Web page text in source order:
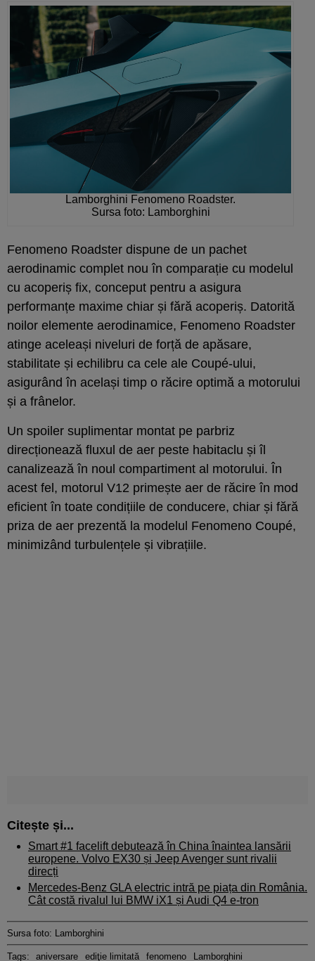
Lamborghini Fenomeno Roadster.
Sursa foto: Lamborghini
Fenomeno Roadster dispune de un pachet
aerodinamic complet nou în comparație cu modelul
cu acoperiș fix, conceput pentru a asigura
performanțe maxime chiar și fără acoperiș. Datorită
noilor elemente aerodinamice, Fenomeno Roadster
atinge aceleași niveluri de forță de apăsare,
stabilitate și echilibru ca cele ale Coupé-ului,
asigurând în același timp o răcire optimă a motorului
și a frânelor.
Un spoiler suplimentar montat pe parbriz
direcționează fluxul de aer peste habitaclu și îl
canalizează în noul compartiment al motorului. În
acest fel, motorul V12 primește aer de răcire în mod
eficient în toate condițiile de conducere, chiar și fără
priza de aer prezentă la modelul Fenomeno Coupé,
minimizând turbulențele și vibrațiile.
Citește și...
Smart #1 facelift debutează în China înaintea lansării
europene. Volvo EX30 și Jeep Avenger sunt rivalii
direcți
Mercedes-Benz GLA electric intră pe piața din România.
Cât costă rivalul lui BMW iX1 și Audi Q4 e-tron
Sursa foto: Lamborghini
Tags: aniversare ediţie limitată fenomeno Lamborghini